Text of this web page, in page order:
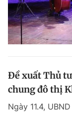
Đề xuất Thủ
chung đô thị
Ngày 11.4,